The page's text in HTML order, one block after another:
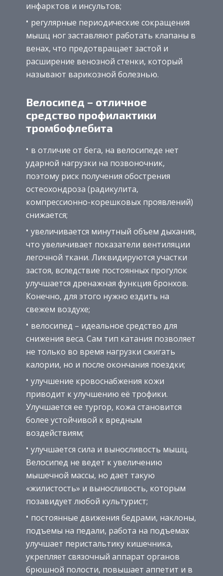
инфарктов и инсультов;
регулярные периодические сокращения
мышц ног заставляют работать клапаны в
венах, что предотвращает застой и
расширение венозной стенки, который
называют варикозной болезнью.
Велосипед – отличное
средство профилактики
тромбофлебита
в отличие от бега, на велосипеде нет
ударной нагрузки на позвоночник,
поэтому риск получения обострения
остеохондроза (радикулита,
компрессионно-корешковых проявлений)
снижается;
увеличивается минутный объем дыхания,
что увеличивает показатели вентиляции
легочной ткани. Ликвидируются участки
застоя, вследствие постоянных прогулок
улучшается дренажная функция бронхов.
Конечно, для этого нужно ездить на
свежем воздухе;
велосипед – идеальное средство для
снижения веса. Сам тип катания позволяет
не только во время нагрузки сжигать
калории, но и после окончания поездки;
улучшение кровоснабжения кожи
приводит к улучшению её трофики.
Улучшается ее тургор, кожа становится
более устойчивой к вредным
воздействиям;
улучшается сила и выносливость мышц.
Велосипед не ведет к увеличению
мышечной массы, но дает такую
«жилистость» и выносливость, которым
позавидует любой культурист;
постоянные движения бедрами, наклоны,
подъемы на педали, работа на подъемах
улучшает перистальтику кишечника,
укрепляет связочный аппарат органов
брюшной полости, повышает аппетит и в